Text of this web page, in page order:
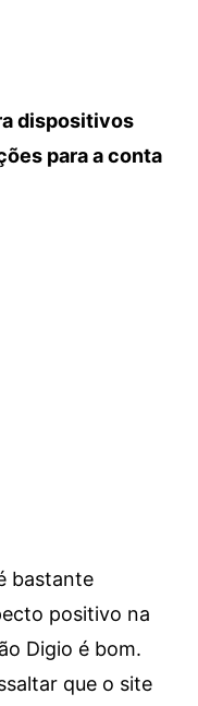
dispositivos
para a conta
bastante
positivo na
Digio é bom.
que o site